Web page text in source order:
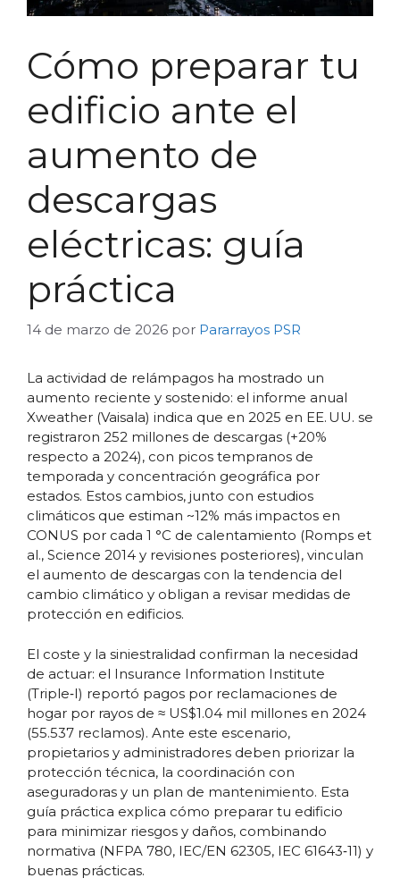
Cómo preparar tu
edificio ante el
aumento de
descargas
eléctricas: guía
práctica
14 de marzo de 2026 por Pararrayos PSR
La actividad de relámpagos ha mostrado un
aumento reciente y sostenido: el informe anual
Xweather (Vaisala) indica que en 2025 en EE. UU. se
registraron 252 millones de descargas (+20%
respecto a 2024), con picos tempranos de
temporada y concentración geográfica por
estados. Estos cambios, junto con estudios
climáticos que estiman ~12% más impactos en
CONUS por cada 1 °C de calentamiento (Romps et
al., Science 2014 y revisiones posteriores), vinculan
el aumento de descargas con la tendencia del
cambio climático y obligan a revisar medidas de
protección en edificios.
El coste y la siniestralidad confirman la necesidad
de actuar: el Insurance Information Institute
(Triple‑I) reportó pagos por reclamaciones de
hogar por rayos de ≈ US$1.04 mil millones en 2024
(55.537 reclamos). Ante este escenario,
propietarios y administradores deben priorizar la
protección técnica, la coordinación con
aseguradoras y un plan de mantenimiento. Esta
guía práctica explica cómo preparar tu edificio
para minimizar riesgos y daños, combinando
normativa (NFPA 780, IEC/EN 62305, IEC 61643‑11) y
buenas prácticas.